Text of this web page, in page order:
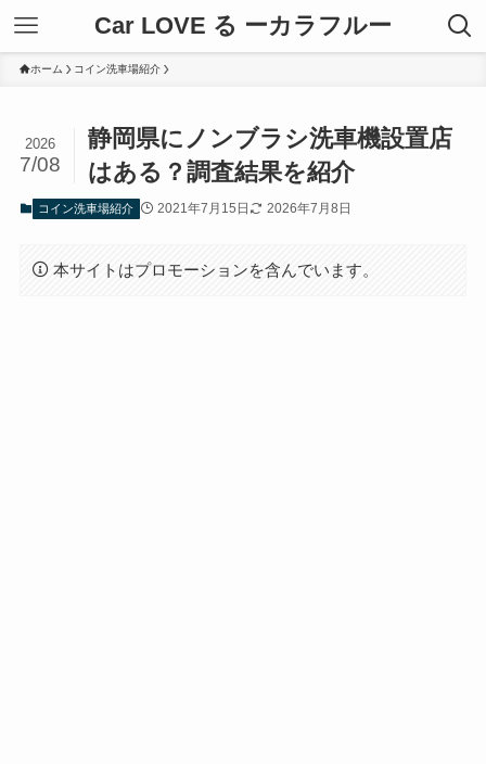
Car LOVE る ーカラフルー
ホーム コイン洗車場紹介
静岡県にノンブラシ洗車機設置店
はある？調査結果を紹介
2026
7/08
コイン洗車場紹介 2021年7月15日 2026年7月8日
本サイトはプロモーションを含んでいます。